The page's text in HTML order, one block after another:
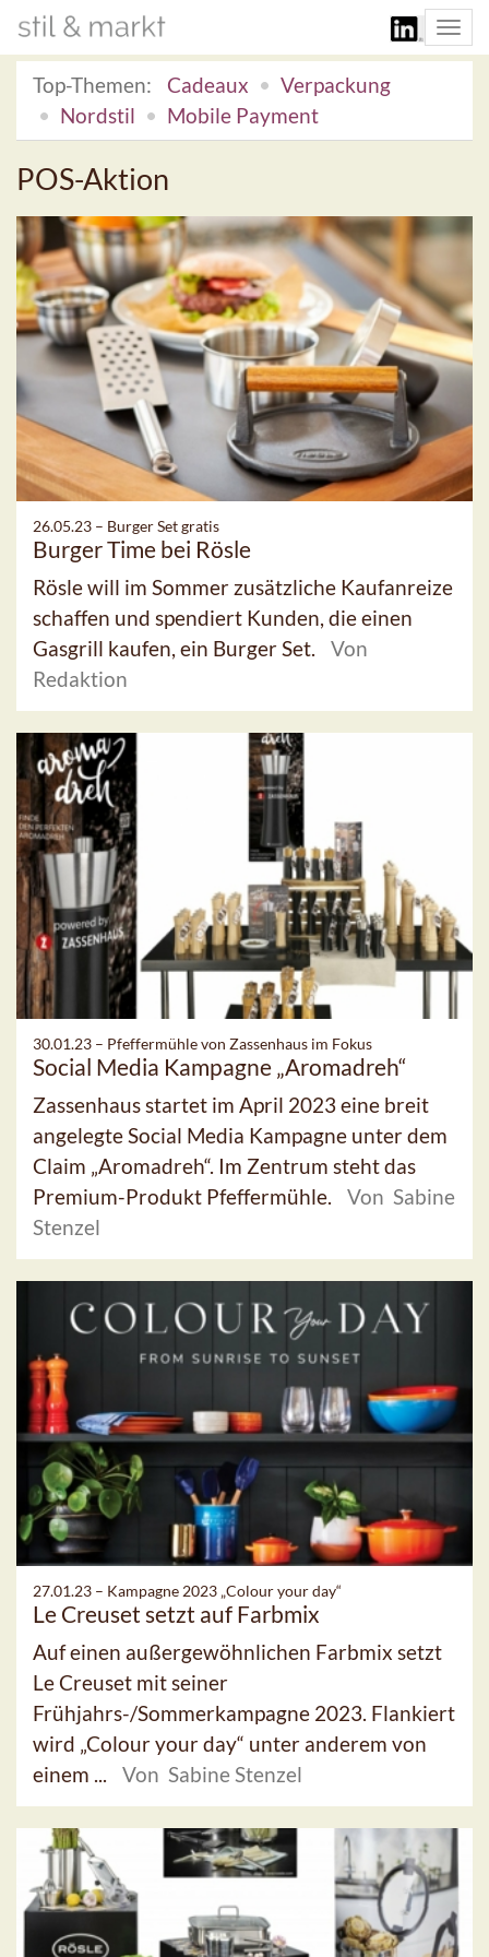
Top-Themen:
Cadeaux
Verpackung
Nordstil
Mobile Payment
POS-Aktion
26.05.23 – Burger Set gratis
Burger Time bei Rösle
Rösle will im Sommer zusätzliche Kaufanreize
schaffen und spendiert Kunden, die einen
Gasgrill kaufen, ein Burger Set.
Von
Redaktion
30.01.23 – Pfeffermühle von Zassenhaus im Fokus
Social Media Kampagne „Aromadreh“
Zassenhaus startet im April 2023 eine breit
angelegte Social Media Kampagne unter dem
Claim „Aromadreh“. Im Zentrum steht das
Premium-Produkt Pfeffermühle.
Von Sabine
Stenzel
27.01.23 – Kampagne 2023 „Colour your day“
Le Creuset setzt auf Farbmix
Auf einen außergewöhnlichen Farbmix setzt
Le Creuset mit seiner
Frühjahrs-/Sommerkampagne 2023. Flankiert
wird „Colour your day“ unter anderem von
einem ...
Von Sabine Stenzel